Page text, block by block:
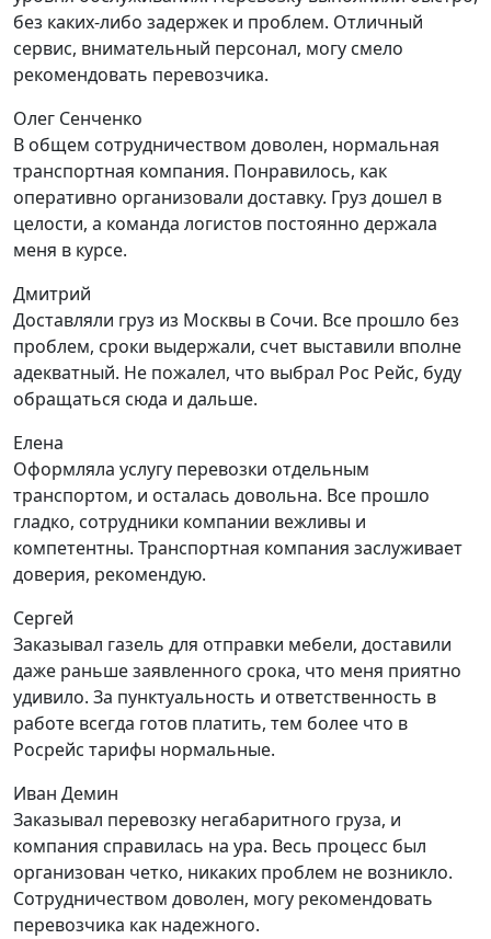
без каких-либо задержек и проблем. Отличный
сервис, внимательный персонал, могу смело
рекомендовать перевозчика.
Олег Сенченко
В общем сотрудничеством доволен, нормальная
транспортная компания. Понравилось, как
оперативно организовали доставку. Груз дошел в
целости, а команда логистов постоянно держала
меня в курсе.
Дмитрий
Доставляли груз из Москвы в Сочи. Все прошло без
проблем, сроки выдержали, счет выставили вполне
адекватный. Не пожалел, что выбрал Рос Рейс, буду
обращаться сюда и дальше.
Елена
Оформляла услугу перевозки отдельным
транспортом, и осталась довольна. Все прошло
гладко, сотрудники компании вежливы и
компетентны. Транспортная компания заслуживает
доверия, рекомендую.
Сергей
Заказывал газель для отправки мебели, доставили
даже раньше заявленного срока, что меня приятно
удивило. За пунктуальность и ответственность в
работе всегда готов платить, тем более что в
Росрейс тарифы нормальные.
Иван Демин
Заказывал перевозку негабаритного груза, и
компания справилась на ура. Весь процесс был
организован четко, никаких проблем не возникло.
Сотрудничеством доволен, могу рекомендовать
перевозчика как надежного.